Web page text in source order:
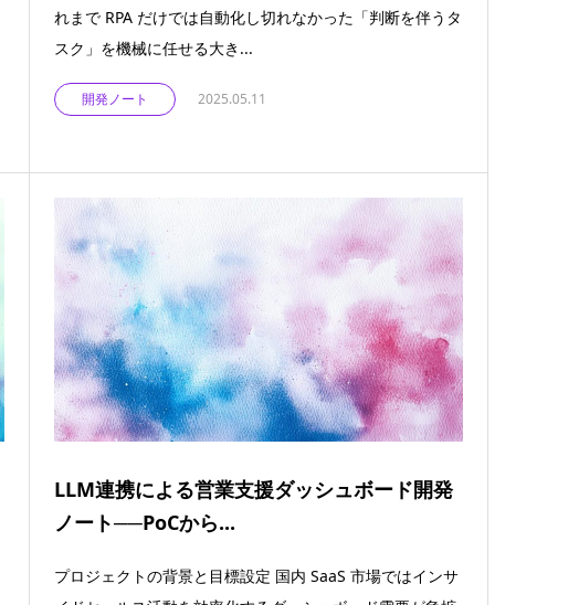
れまで RPA だけでは自動化し切れなかった「判断を伴うタ
スク」を機械に任せる大き...
開発ノート 2025.05.11
LLM連携による営業支援ダッシュボード開発
ノート──PoCから...
プロジェクトの背景と目標設定 国内 SaaS 市場ではインサ